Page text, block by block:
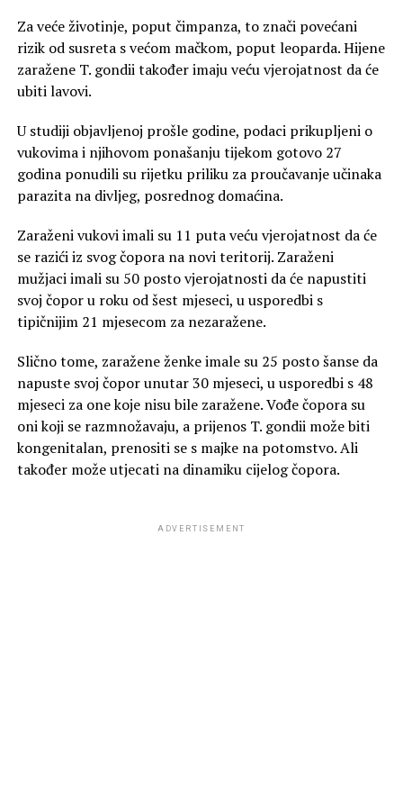
Za veće životinje, poput čimpanza, to znači povećani
rizik od susreta s većom mačkom, poput leoparda. Hijene
zaražene T. gondii također imaju veću vjerojatnost da će
ubiti lavovi.
U studiji objavljenoj prošle godine, podaci prikupljeni o
vukovima i njihovom ponašanju tijekom gotovo 27
godina ponudili su rijetku priliku za proučavanje učinaka
parazita na divljeg, posrednog domaćina.
Zaraženi vukovi imali su 11 puta veću vjerojatnost da će
se razići iz svog čopora na novi teritorij. Zaraženi
mužjaci imali su 50 posto vjerojatnosti da će napustiti
svoj čopor u roku od šest mjeseci, u usporedbi s
tipičnijim 21 mjesecom za nezaražene.
Slično tome, zaražene ženke imale su 25 posto šanse da
napuste svoj čopor unutar 30 mjeseci, u usporedbi s 48
mjeseci za one koje nisu bile zaražene. Vođe čopora su
oni koji se razmnožavaju, a prijenos T. gondii može biti
kongenitalan, prenositi se s majke na potomstvo. Ali
također može utjecati na dinamiku cijelog čopora.
ADVERTISEMENT